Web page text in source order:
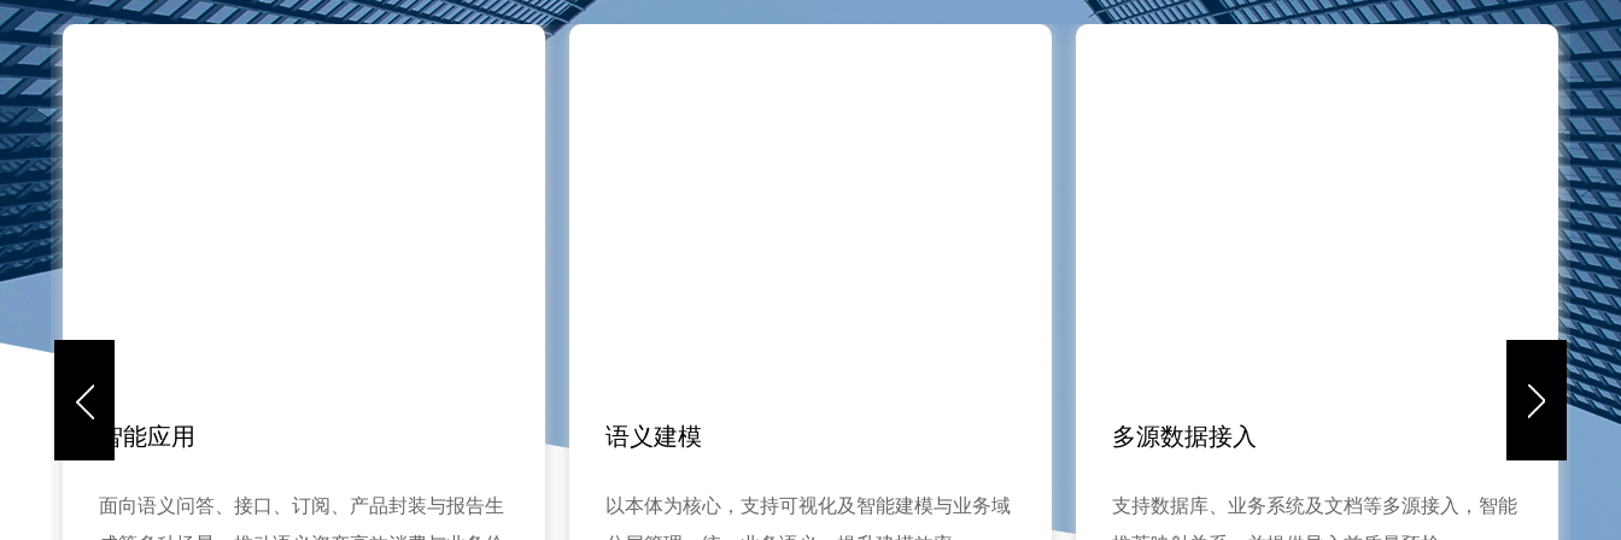
封装与报告生
以本体为核心，支持可视化及智能建模与业务域
支持数据库、业务系统及文档等多源接入，智能
语义图谱构建与关系分析
基于语义模型构建知识网络，支持关联检索